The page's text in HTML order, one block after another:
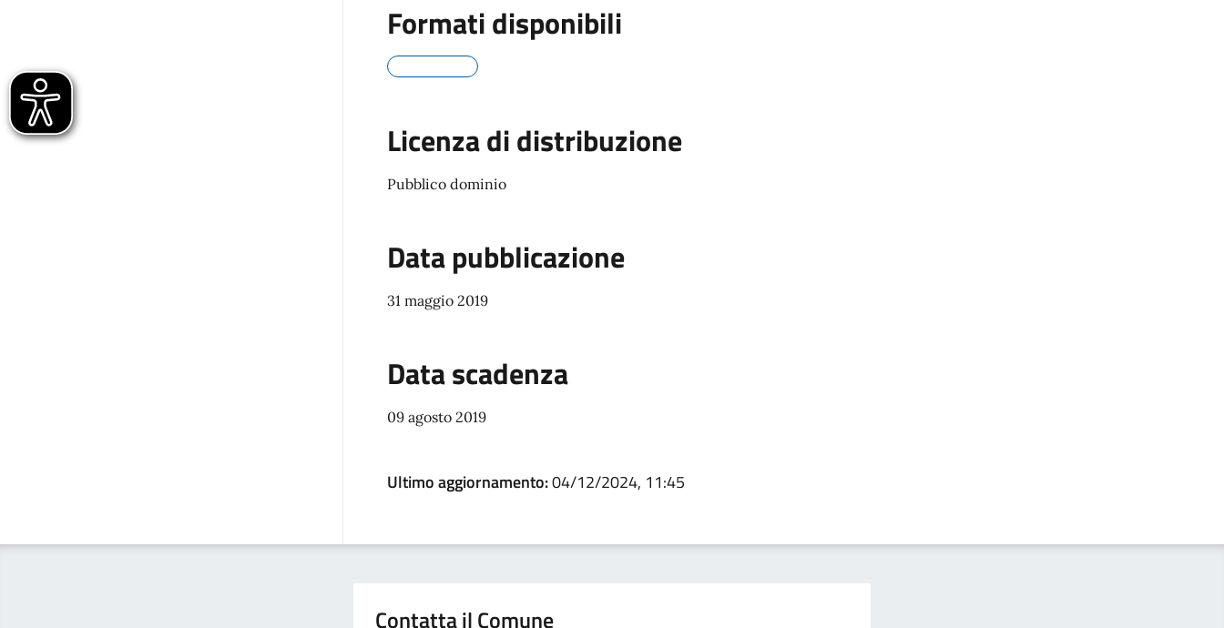
Formati disponibili
Licenza di distribuzione
Pubblico dominio
Data pubblicazione
31 maggio 2019
Data scadenza
09 agosto 2019
Ultimo aggiornamento:04/12/2024, 11:45
Contatta il Comune